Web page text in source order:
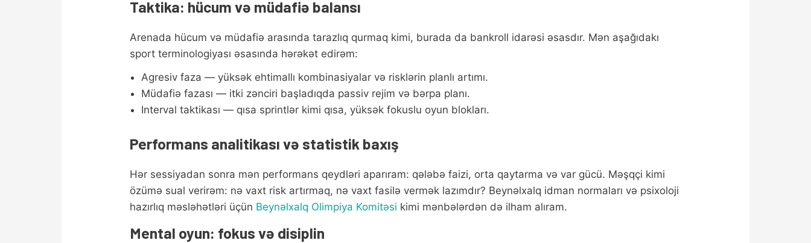
Taktika: hücum və müdafiə balansı
Arenada hücum və müdafiə arasında tarazlıq qurmaq kimi, burada da bankroll idarəsi əsasdır. Mən aşağıdakı
sport terminologiyası əsasında hərəkət edirəm:
Agresiv faza — yüksək ehtimallı kombinasiyalar və risklərin planlı artımı.
Müdafiə fazası — itki zənciri başladıqda passiv rejim və bərpa planı.
Interval taktikası — qısa sprintlər kimi qısa, yüksək fokuslu oyun blokları.
Performans analitikası və statistik baxış
Hər sessiyadan sonra mən performans qeydləri aparıram: qələbə faizi, orta qaytarma və var gücü. Məşqçi kimi
özümə sual verirəm: nə vaxt risk artırmaq, nə vaxt fasilə vermək lazımdır? Beynəlxalq idman normaları və psixoloji
hazırlıq məsləhətləri üçün Beynəlxalq Olimpiya Komitəsi kimi mənbələrdən də ilham alıram.
Mental oyun: fokus və disiplin